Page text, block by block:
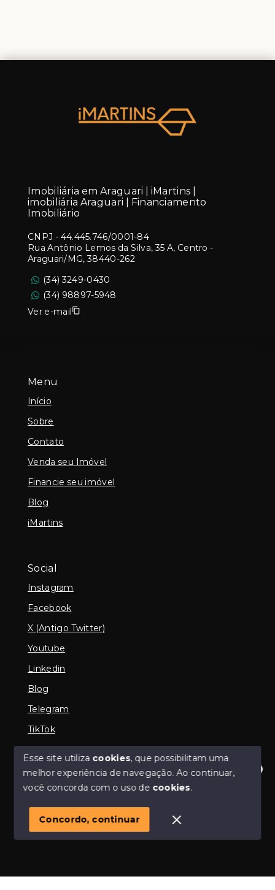
Olá! Estamos disponíveis para te ajudar.
Menu
Início
Sobre
Contato
Venda seu Imóvel
Financie seu imóvel
Blog
iMartins
Social
Instagram
Facebook
X (Antigo Twitter)
Youtube
Linkedin
Blog
Telegram
TikTok
© Copyright 2026 - Imobiliária em Araguari | iMartins |
imobiliária Araguari | Financiamento Imobiliário -
SITE PARA IMOBILIARIA
Imobiliária em Araguari | iMartins |
imobiliária Araguari | Financiamento
Imobiliário
CNPJ - 44.445.746/0001-84
Rua Antônio Lemos da Silva, 35 A, Centro -
Araguari/MG, 38440-262
(34) 3249-0430
(34) 98897-5948
Ver e-mail
Esse site utiliza cookies, que possibilitam uma
melhor experiência de navegação.Ao continuar,
você concorda com o uso de cookies.
Concordo, continuar